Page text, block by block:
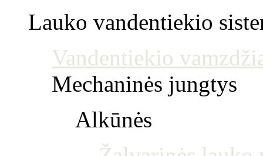
Lauko vandentiekio
Vandentiekio
Mechaninės jungtys
Alkūnės